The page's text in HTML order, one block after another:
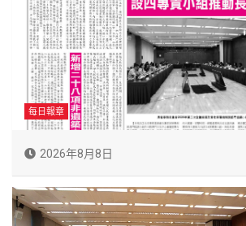
每日報章
2026年8月8日